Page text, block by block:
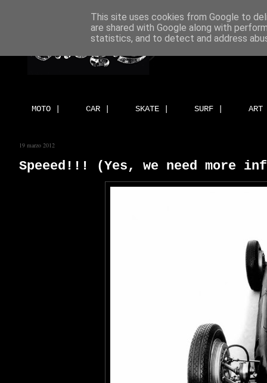
MOTO | CAR | SKATE | SURF |
19 marzo 2012
Speeed!!! (Yes, we need more
This site uses cookies from Google to
are shared with Google along with
statistics, and to detect and address